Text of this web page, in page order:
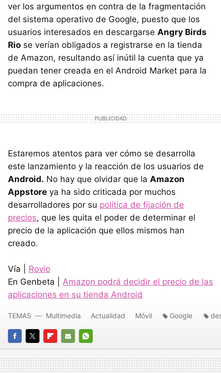
ver los argumentos en contra de la fragmentación
del sistema operativo de Google, puesto que los
usuarios interesados en descargarse Angry Birds
Rio se verían obligados a registrarse en la tienda
de Amazon, resultando así inútil la cuenta que ya
puedan tener creada en el Android Market para la
compra de aplicaciones.
Estaremos atentos para ver cómo se desarrolla
este lanzamiento y la reacción de los usuarios de
Android. No hay que olvidar que la Amazon
Appstore ya ha sido criticada por muchos
desarrolladores por su política de fijación de
precios, que les quita el poder de determinar el
precio de la aplicación que ellos mismos han
creado.
Vía | Rovio
En Genbeta | Amazon podrá decidir el precio de las
aplicaciones en su tienda Android
FACEBOOK
TWITTERFLIPBOARD
E-
MAIL
WHATSAPP
TEMAS Multimedia Actualidad Móvil Google